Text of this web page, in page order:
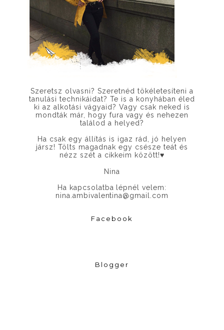
Szeretsz olvasni? Szeretnéd tökéletesíteni a
tanulási technikáidat? Te is a konyhában éled
ki az alkotási vágyaid? Vagy csak neked is
mondták már, hogy fura vagy és nehezen
találod a helyed?
Ha csak egy állítás is igaz rád, jó helyen
jársz! Tölts magadnak egy csésze teát és
nézz szét a cikkeim között!♥
Nina
Ha kapcsolatba lépnél velem:
nina.ambivalentina@gmail.com
Facebook
Blogger